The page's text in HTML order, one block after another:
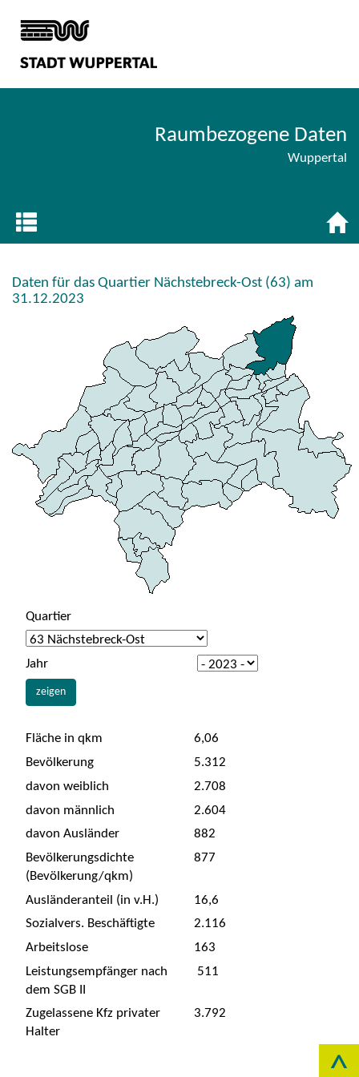
Raumbezogene Daten
Wuppertal
Daten für das Quartier Nächstebreck-Ost (63) am
31.12.2023
Quartier
Jahr
zeigen
Fläche in qkm
6,06
Bevölkerung
5.312
davon weiblich
2.708
davon männlich
2.604
davon Ausländer
882
Bevölkerungsdichte
(Bevölkerung/qkm)
877
Ausländeranteil (in v.H.)
16,6
Sozialvers. Beschäftigte
2.116
Arbeitslose
163
Leistungsempfänger nach
dem SGB II
511
Zugelassene Kfz privater
Halter
3.792